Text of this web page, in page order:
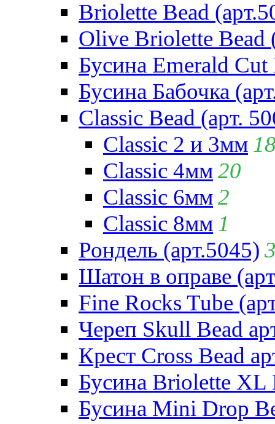
Briolette Bead
Olive Briolette Bead
Бусина Emerald Cut
Бусина Бабочка
Classic Bead (арт.
Classic 2 и 3мм
Classic 4мм20
Classic 6мм2
Classic 8мм 1
Рондель (арт.5045)
Шатон в оправе
Fine Rocks Tube
Череп Skull Bead
Крест Cross Bead
Бусина Briolette XL
Бусина Mini Drop